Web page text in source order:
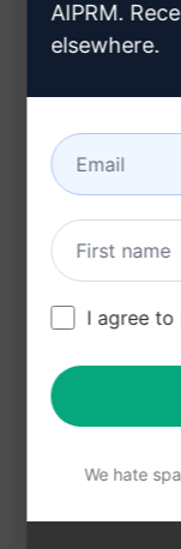
ユーザーの
トを作成しま
ユーザーの
Benefits:
ユーザーの
を生成しま
詳細な情報
ユーザーの
テンツを作
AIPRM.
elsewhere.
I agree to
We hate